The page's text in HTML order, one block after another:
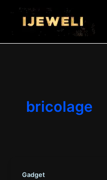
contenu
bricolage
Gadget